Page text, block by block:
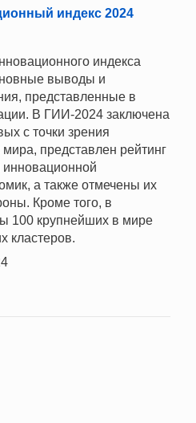
индекс 2024
индекса
выводы и
представленные в
В ГИИ-2024 заключена
с точки зрения
представлен рейтинг
инновационной
а также отмечены их
Кроме того, в
100 крупнейших в мире
кластеров.